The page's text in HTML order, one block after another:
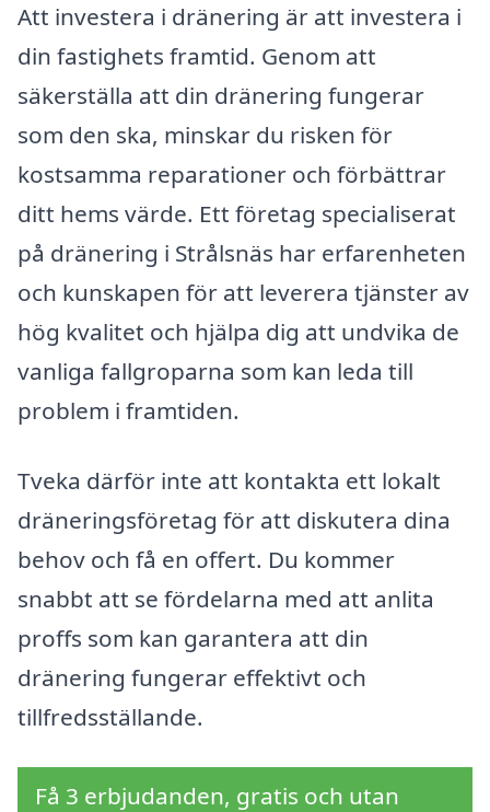
Att investera i dränering är att investera i
din fastighets framtid. Genom att
säkerställa att din dränering fungerar
som den ska, minskar du risken för
kostsamma reparationer och förbättrar
ditt hems värde. Ett företag specialiserat
på dränering i Strålsnäs har erfarenheten
och kunskapen för att leverera tjänster av
hög kvalitet och hjälpa dig att undvika de
vanliga fallgroparna som kan leda till
problem i framtiden.
Tveka därför inte att kontakta ett lokalt
dräneringsföretag för att diskutera dina
behov och få en offert. Du kommer
snabbt att se fördelarna med att anlita
proffs som kan garantera att din
dränering fungerar effektivt och
tillfredsställande.
Få 3 erbjudanden, gratis och utan